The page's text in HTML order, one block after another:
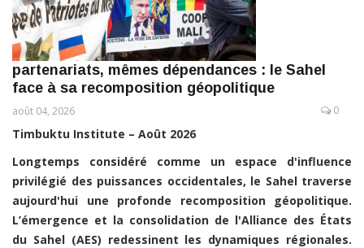
partenariats, mêmes dépendances : le Sahel
face à sa recomposition géopolitique
août 04, 2026 0
Timbuktu Institute – Août 2026
Longtemps considéré comme un espace d'influence
privilégié des puissances occidentales, le Sahel traverse
aujourd'hui une profonde recomposition géopolitique.
L’émergence et la consolidation de l'Alliance des États
du Sahel (AES) redessinent les dynamiques régionales.